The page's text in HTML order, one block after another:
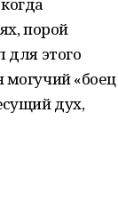
порой
для этого
«боец
дух,